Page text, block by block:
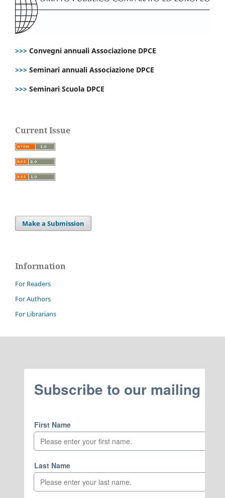
>>> Convegni annuali Associazione DPCE
>>> Seminari annuali Associazione DPCE
>>> Seminari Scuola DPCE
Current Issue
Make a Submission
Information
For Readers
For Authors
For Librarians